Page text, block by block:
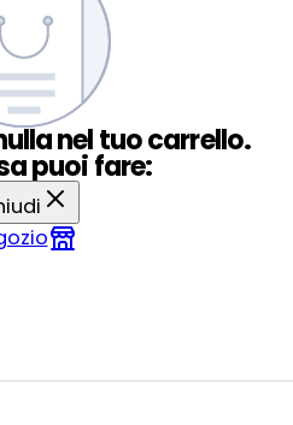
nel tuo carrello.
puoi fare: